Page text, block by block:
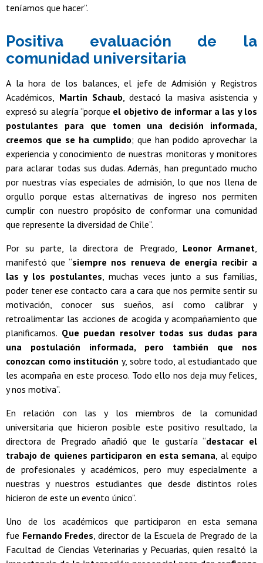
teníamos que hacer”.
Positiva evaluación de la
comunidad universitaria
A la hora de los balances, el jefe de Admisión y Registros
Académicos,
Martin Schaub, destacó la masiva asistencia y
expresó su alegría “porque el objetivo de informar a las y los
postulantes para que tomen una decisión informada,
creemos que se ha cumplido; que han podido aprovechar la
experiencia y conocimiento de nuestras monitoras y monitores
para aclarar todas sus dudas. Además, han preguntado mucho
por nuestras vías especiales de admisión, lo que nos llena de
orgullo porque estas alternativas de ingreso nos permiten
cumplir con nuestro propósito de conformar una comunidad
que represente la diversidad de Chile”.
Por su parte, la directora de Pregrado, Leonor Armanet
manifestó que “siempre nos renueva de energía recibir a
las y los postulantes , muchas veces junto a sus familias,
poder tener ese contacto cara a cara que nos permite sentir su
motivación, conocer sus sueños, así como calibrar y
retroalimentar las acciones de acogida y acompañamiento que
planificamos. Que puedan resolver todas sus dudas para
una postulación informada, pero también que nos
conozcan como institución y, sobre todo, al estudiantado que
les acompaña en este proceso. Todo ello nos deja muy felices,
y nos motiva”.
En relación con las y los miembros de la comunidad
universitaria que hicieron posible este positivo resultado, la
directora de Pregrado añadió que le gustaría “destacar el
trabajo de quienes participaron en esta semana , al equipo
de profesionales y académicos, pero muy especialmente a
nuestras y nuestros estudiantes que desde distintos roles
hicieron de este un evento único”.
Uno de los académicos que participaron en esta semana
fue Fernando Fredes , director de la Escuela de Pregrado de la
Facultad de Ciencias Veterinarias y Pecuarias, quien resaltó la